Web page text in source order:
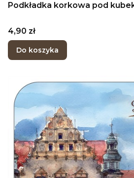
Podkładka korkowa pod
Cena
4,90 zł
Do koszyka